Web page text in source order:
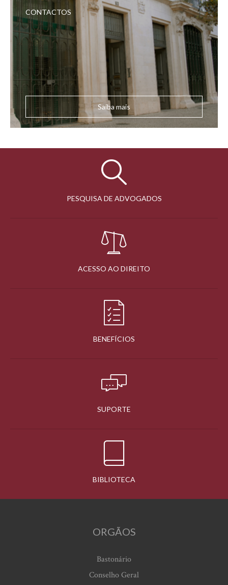
CONTACTOS
Saiba mais
PESQUISA DE ADVOGADOS
ACESSO AO DIREITO
BENEFÍCIOS
SUPORTE
BIBLIOTECA
ORGÃOS
Bastonário
Conselho Geral